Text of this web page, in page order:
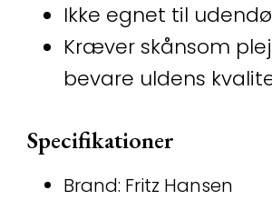
Ikke egnet til
Kræver skånsom
bevare uldens
Specifikationer
Brand: Fritz Hansen